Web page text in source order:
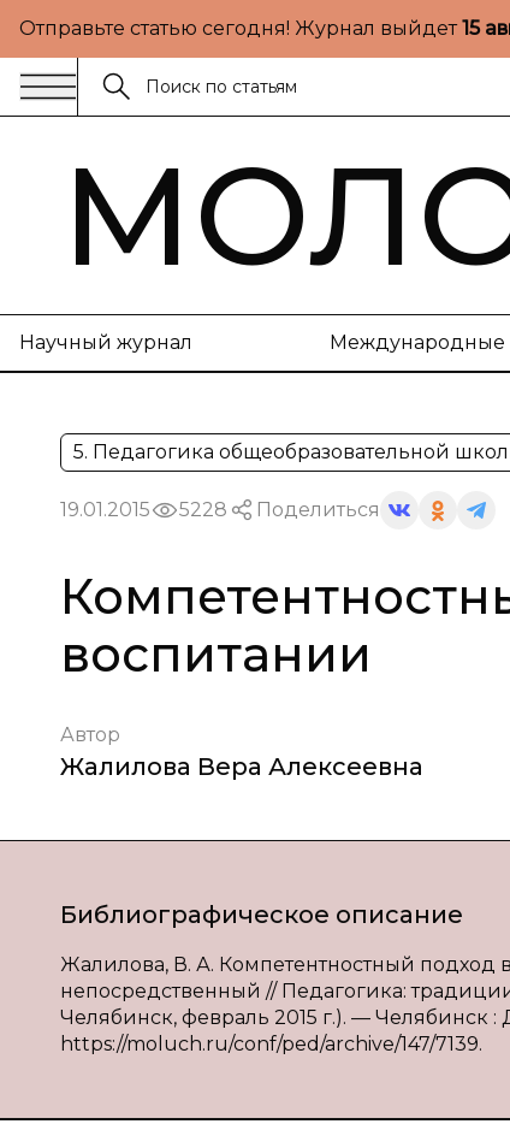
Отправьте статью сегодня! Журнал выйдет15
Научный журнал Международные
5. Педагогика общеобразовательной
19.01.2015 5228 Поделиться
воспитании
Автор
Жалилова Вера Алексеевна
Библиографическое описание
Жалилова, В. А. Компетентностный подход
непосредственный // Педагогика:
Челябинск, февраль 2015 г.). — Челябинск :
https://moluch.ru/conf/ped/archive/147/7139.